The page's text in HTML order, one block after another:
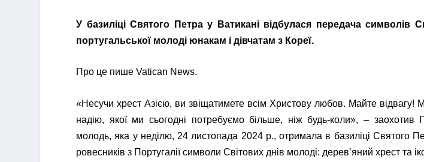
У базиліці Святого Петра у Ватикані відбулася передача символів
португальської молоді юнакам і дівчатам з Кореї.
Про це пише Vatican News.
«Несучи хрест Азією, ви звіщатимете всім Христову любов. Майте відвагу!
надію, якої ми сьогодні потребуємо більше, ніж будь-коли», – заохотив
молодь, яка у неділю, 24 листопада 2024 р., отримала в базиліці Святого
ровесників з Португалії символи Світових днів молоді: дерев’яний хрест та